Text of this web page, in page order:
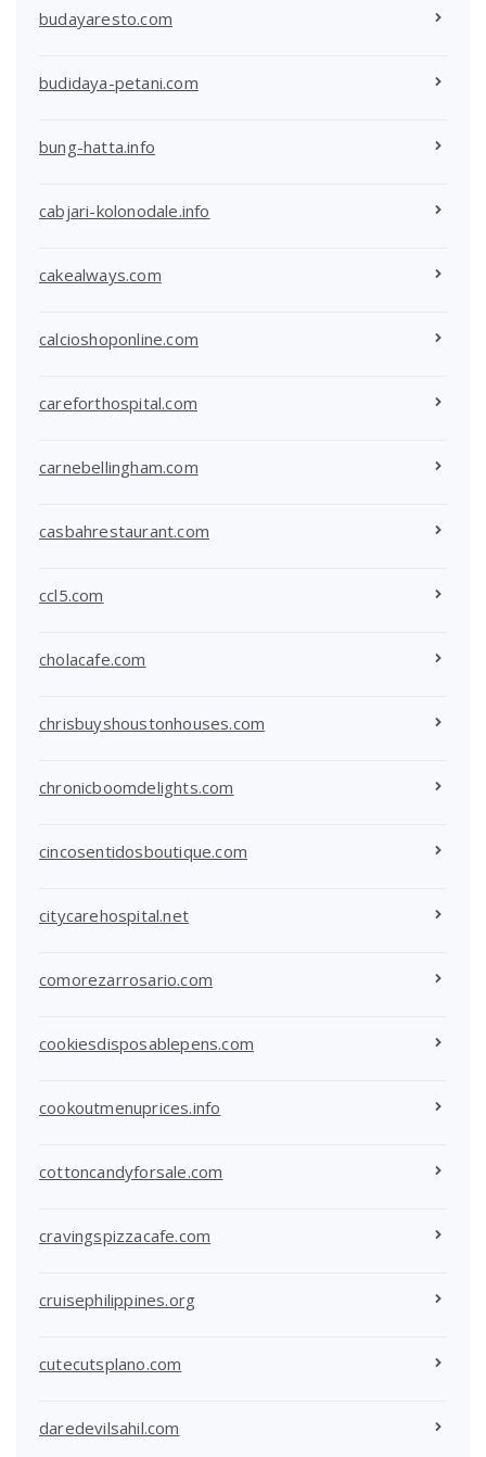
budayaresto.com
budidaya-petani.com
bung-hatta.info
cabjari-kolonodale.info
cakealways.com
calcioshoponline.com
careforthospital.com
carnebellingham.com
casbahrestaurant.com
ccl5.com
cholacafe.com
chrisbuyshoustonhouses.com
chronicboomdelights.com
cincosentidosboutique.com
citycarehospital.net
comorezarrosario.com
cookiesdisposablepens.com
cookoutmenuprices.info
cottoncandyforsale.com
cravingspizzacafe.com
cruisephilippines.org
cutecutsplano.com
daredevilsahil.com